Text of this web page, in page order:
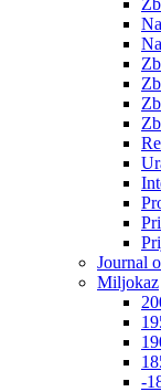
Journal
Miljokaz
-